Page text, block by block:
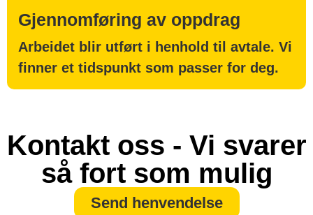
Gjennomføring av oppdrag
Arbeidet blir utført i henhold til avtale. Vi
finner et tidspunkt som passer for deg.
Kontakt oss - Vi svarer
så fort som mulig
Send henvendelse